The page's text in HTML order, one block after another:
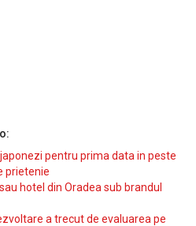
pentru prima data in peste
prietenie
hotel din Oradea sub brandul
a trecut de evaluarea pe